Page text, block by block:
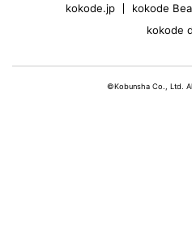
kokode.jp
kokode
kokode
©Kobunsha Co., Ltd.